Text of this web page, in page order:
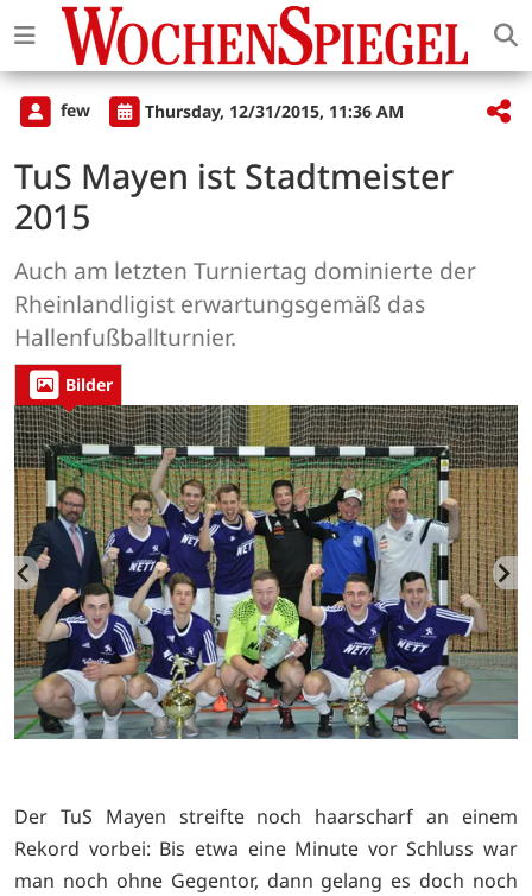
few Thursday, 12/31/2015, 11:36 AM
TuS Mayen ist Stadtmeister
2015
Auch am letzten Turniertag dominierte der
Rheinlandligist erwartungsgemäß das
Hallenfußballturnier.
Bilder
Der TuS Mayen streifte noch haarscharf an einem
Rekord vorbei: Bis etwa eine Minute vor Schluss war
man noch ohne Gegentor, dann gelang es doch noch